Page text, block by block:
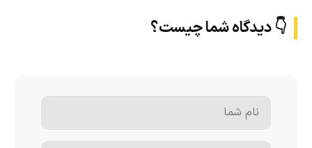
👇 دیدگاه شما چیست؟